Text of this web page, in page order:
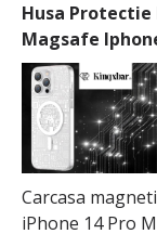
Husa
Magsafe
Carcasa
iPhone 14 Pro